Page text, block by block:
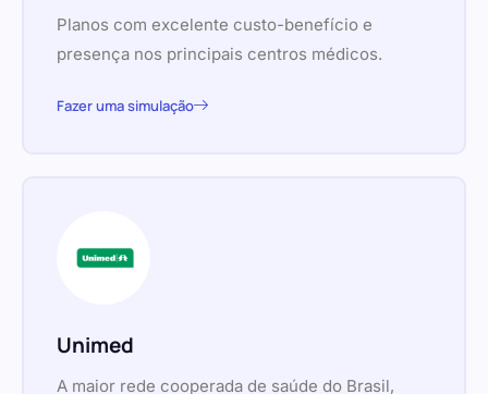
Planos com excelente custo-benefício e
presença nos principais centros médicos.
Fazer uma simulação
Unimed
A maior rede cooperada de saúde do Brasil,